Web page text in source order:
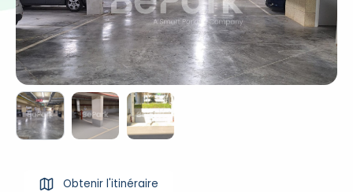
Obtenir l'itinéraire